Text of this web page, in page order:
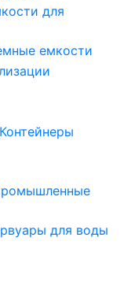
для
емкости
Контейнеры
для воды